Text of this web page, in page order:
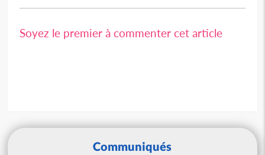
Soyez le premier à commenter cet article
Communiqués